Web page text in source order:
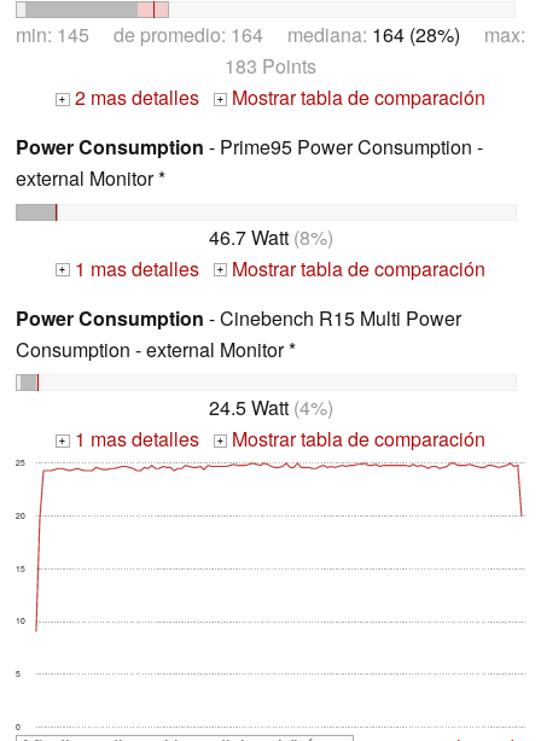
min: 145 de promedio: 164 mediana: 164 (28%) max:
183 Points
+ 2 mas detalles +
Mostrar tabla de comparación
Power Consumption - Prime95 Power Consumption -
external Monitor *
46.7 Watt(8%)
+ 1 mas detalles +
Mostrar tabla de comparación
Power Consumption - Cinebench R15 Multi Power
Consumption - external Monitor *
24.5 Watt(4%)
+ 1 mas detalles + Mostrar tabla de comparación
0
5
10
15
20
25